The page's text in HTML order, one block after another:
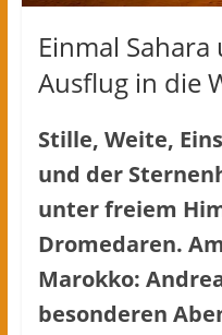
Einmal
Ausflug in die
Stille, Weite,
und der
unter freiem
Dromedaren.
Marokko:
besonderen